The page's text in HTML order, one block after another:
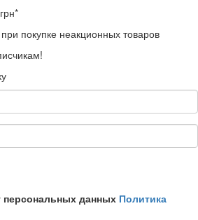
покупке неакционных товаров
персональных данных Политика